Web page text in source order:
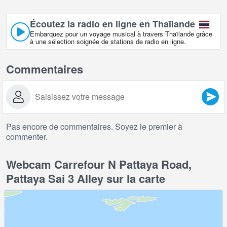
Écoutez la radio en ligne en Thaïlande
Embarquez pour un voyage musical à travers Thaïlande grâce
à une sélection soignée de stations de radio en ligne.
Commentaires
Pas encore de commentaires. Soyez le premier à
commenter.
Webcam Carrefour N Pattaya Road,
Pattaya Sai 3 Alley sur la carte